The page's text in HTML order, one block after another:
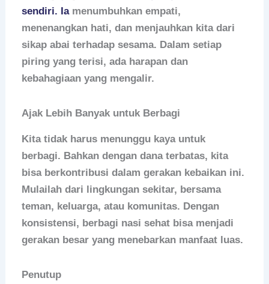
sendiri. Iamenumbuhkan empati,
menenangkan hati, dan menjauhkan kita dari
sikap abai terhadap sesama. Dalam setiap
piring yang terisi, ada harapan dan
kebahagiaan yang mengalir.
Ajak Lebih Banyak untuk Berbagi
Kita tidak harus menunggu kaya untuk
berbagi. Bahkan dengan dana terbatas, kita
bisa berkontribusi dalam gerakan kebaikan ini.
Mulailah dari lingkungan sekitar, bersama
teman, keluarga, atau komunitas. Dengan
konsistensi, berbagi nasi sehat bisa menjadi
gerakan besar yang menebarkan manfaat luas.
Penutup